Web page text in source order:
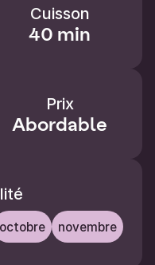
Cuisson
40 min
Prix
Abordable
octobre novembre